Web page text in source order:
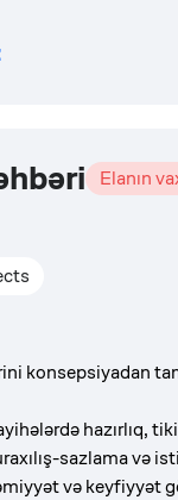
Elanın
konsepsiyadan
hazırlıq,
sazlama və
və keyfiyyət